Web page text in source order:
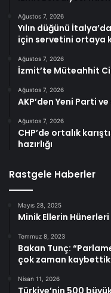
Ağustos 7, 2026
Yılın düğünü
için servetini ortaya
Ağustos 7, 2026
İzmit’te Müteahhit
Ağustos 7, 2026
AKP’den Yeni Parti
Ağustos 7, 2026
CHP’de ortalık
hazırlığı
Rastgele Haberler
Mayıs 28, 2025
Minik Ellerin
Temmuz 8, 2023
Bakan Tunç:
çok zaman
Nisan 11, 2026